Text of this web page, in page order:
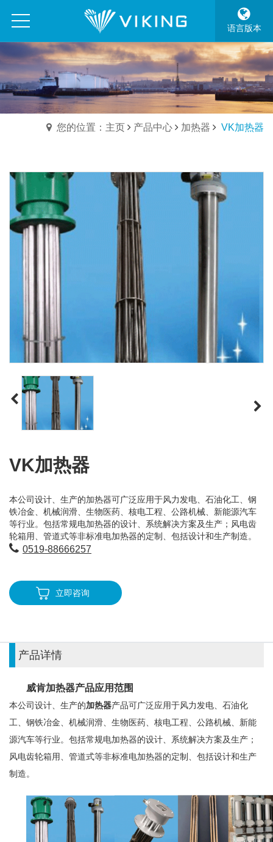
语言版本
您的位置：主页 产品中心 加热器 VK加热器
VK加热器
本公司设计、生产的加热器可广泛应用于风力发电、石油化工、钢
铁冶金、机械润滑、生物医药、核电工程、公路机械、新能源汽车
等行业。包括常规电加热器的设计、系统解决方案及生产；风电齿
轮箱用、管道式等非标准电加热器的定制、包括设计和生产制造。
0519-88666257
立即咨询
产品详情
威肯加热器产品应用范围
本公司设计、生产的加热器产品可广泛应用于风力发电、石油化
工、钢铁冶金、机械润滑、生物医药、核电工程、公路机械、新能
源汽车等行业。包括常规电加热器的设计、系统解决方案及生产；
风电齿轮箱用、管道式等非标准电加热器的定制、包括设计和生产
制造。